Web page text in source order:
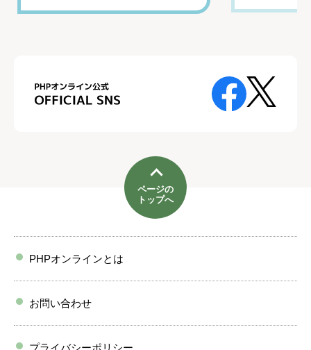
ページの
トップへ
PHPオンラインとは
お問い合わせ
プライバシーポリシー